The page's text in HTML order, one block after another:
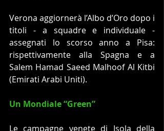
Verona aggiornerà l’Albo d’Oro dopo i
titoli - a squadre e individuale -
assegnati lo scorso anno a Pisa:
rispettivamente alla Spagna e a
Salem Hamad Saeed Malhoof Al Kitbi
(Emirati Arabi Uniti).
Un Mondiale “Green”
Le campagne venete di Isola della